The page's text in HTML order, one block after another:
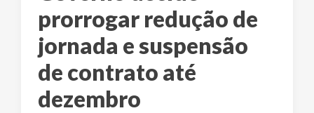
prorrogar redução de
jornada e suspensão
de contrato até
dezembro